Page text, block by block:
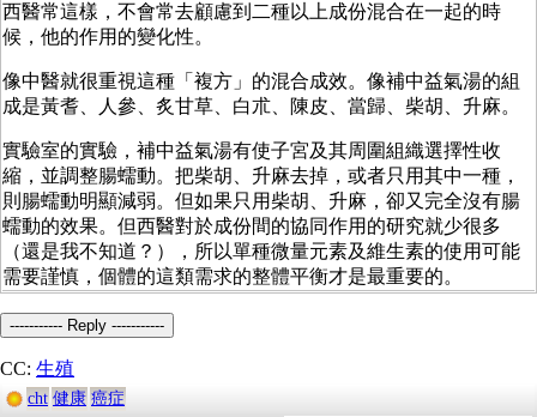
西醫常這樣，不會常去顧慮到二種以上成份混合在一起的時
候，他的作用的變化性。
像中醫就很重視這種「複方」的混合成效。像補中益氣湯的組
成是黃耆、人參、炙甘草、白朮、陳皮、當歸、柴胡、升麻。
實驗室的實驗，補中益氣湯有使子宮及其周圍組織選擇性收
縮，並調整腸蠕動。把柴胡、升麻去掉，或者只用其中一種，
則腸蠕動明顯減弱。但如果只用柴胡、升麻，卻又完全沒有腸
蠕動的效果。但西醫對於成份間的協同作用的研究就少很多
（還是我不知道？），所以單種微量元素及維生素的使用可能
需要謹慎，個體的這類需求的整體平衡才是最重要的。
----------- Reply -----------
CC: 生殖
cht 健康 癌症